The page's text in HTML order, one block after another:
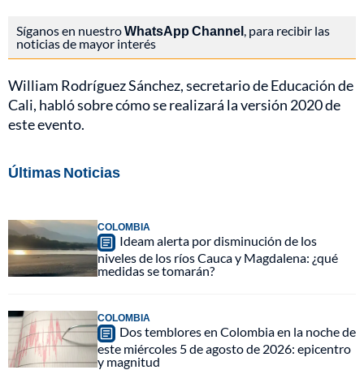
Síganos en nuestroWhatsApp Channel , para recibir las
noticias de mayor interés
William Rodríguez Sánchez, secretario de Educación de
Cali, habló sobre cómo se realizará la versión 2020 de
este evento.
Últimas Noticias
COLOMBIA
Ideam alerta por disminución de los
niveles de los ríos Cauca y Magdalena: ¿qué
medidas se tomarán?
COLOMBIA
Dos temblores en Colombia en la noche de
este miércoles 5 de agosto de 2026: epicentro
y magnitud